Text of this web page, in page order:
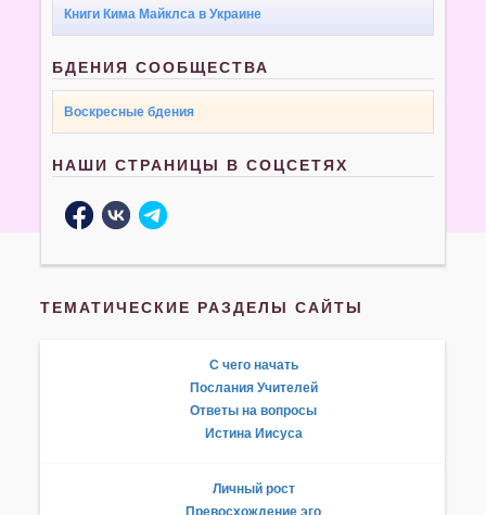
Книги Кима Майклса в Украине
БДЕНИЯ СООБЩЕСТВА
Воскресные бдения
НАШИ СТРАНИЦЫ В СОЦСЕТЯХ
ТЕМАТИЧЕСКИЕ РАЗДЕЛЫ САЙТЫ
С чего начать
Послания Учителей
Ответы на вопросы
Истина Иисуса
Личный рост
Превосхождение эго